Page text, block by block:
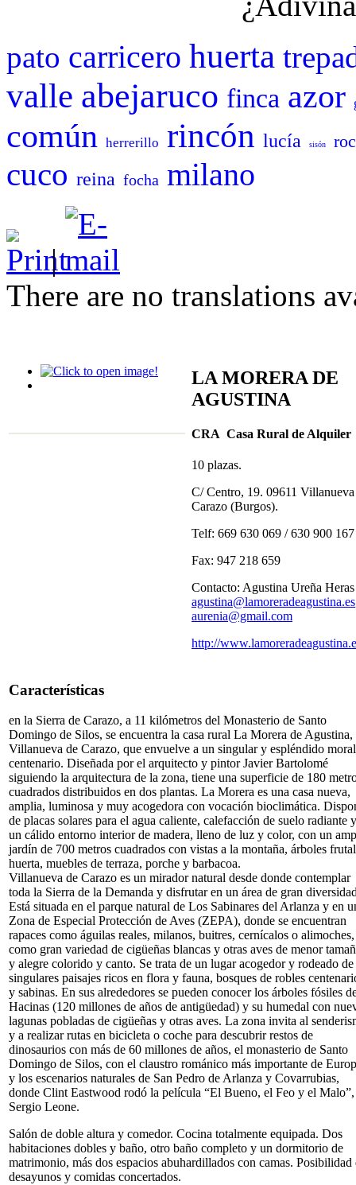
pato carricero huerta
valle abejaruco finca azor
común herrerillo rincón lucía sisón
cuco reina focha milano
|
There are no translations
LA MORERA DE
AGUSTINA
CRA Casa Rural de Alquiler
10 plazas.
C/ Centro, 19. 09611 Villanueva
Carazo (Burgos).
Telf: 669 630 069 / 630 900 167
Fax: 947 218 659
Contacto: Agustina Ureña
agustina@lamoreradeagustina.es
aurenia@gmail.com
http://
Características
en la Sierra de Carazo, a 11 kilómetros del Monasterio de Santo
Domingo de Silos, se encuentra la casa rural La Morera de Agustina,
Villanueva de Carazo, que envuelve a un singular y espléndido moral
centenario. Diseñada por el arquitecto y pintor Javier Bartolomé
siguiendo la arquitectura de la zona, tiene una superficie de 180
cuadrados distribuidos en dos plantas. La Morera es una casa nueva,
amplia, luminosa y muy acogedora con vocación bioclimática.
de placas solares para el agua caliente, calefacción de suelo radiante y
un cálido entorno interior de madera, lleno de luz y color, con un
jardín de 700 metros cuadrados con vistas a la montaña, árboles
huerta, muebles de terraza, porche y barbacoa.
Villanueva de Carazo es un mirador natural desde donde contemplar
toda la Sierra de la Demanda y disfrutar en un área de gran
Está situada en el parque natural de Los Sabinares del Arlanza y en
Zona de Especial Protección de Aves (ZEPA), donde se encuentran
rapaces como águilas reales, milanos, buitres, cernícalos o
como gran variedad de cigüeñas blancas y otras aves de menor
y alegre colorido y canto. Se trata de un lugar acogedor y rodeado de
singulares paisajes ricos en flora y fauna, bosques de robles
y sabinas. En sus alrededores se pueden conocer los árboles fósiles
Hacinas (120 millones de años de antigüedad) y su humedal con
lagunas pobladas de cigüeñas y otras aves. La zona invita al
y a realizar rutas en bicicleta o coche para descubrir restos de
dinosaurios con más de 60 millones de años, el monasterio de Santo
Domingo de Silos, con el claustro románico más importante de
y los escenarios naturales de San Pedro de Arlanza y Covarrubias,
donde Clint Eastwood rodó la película “El Bueno, el Feo y el Malo”,
Sergio Leone.
Salón de doble altura y comedor. Cocina totalmente equipada. Dos
habitaciones dobles y baño, otro baño completo y un dormitorio de
matrimonio, más dos espacios abuhardillados con camas. Posibilidad
desayunos y comidas concertados.